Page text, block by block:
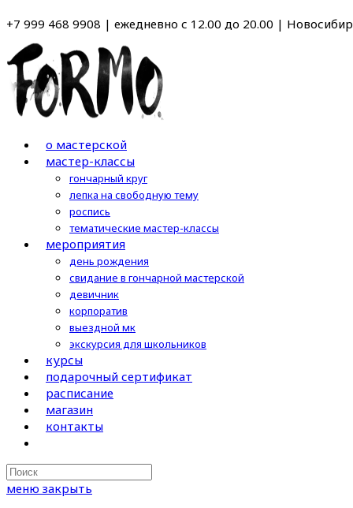
к
содержимому
+7 999 468 9908 | ежедневно с 12.00 до 20.00 |
о мастерской
мастер-классы
гончарный круг
лепка на свободную тему
роспись
тематические мастер-классы
мероприятия
день рождения
свидание в гончарной мастерской
девичник
корпоратив
выездной мк
экскурсия для школьников
курсы
подарочный сертификат
расписание
магазин
контакты
Search
this
меню закрыть